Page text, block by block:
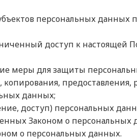
персональных данных
доступ к настоящей
меры для защиты
данных;
доступ) персональных
Законом о персональных
о персональных данных.